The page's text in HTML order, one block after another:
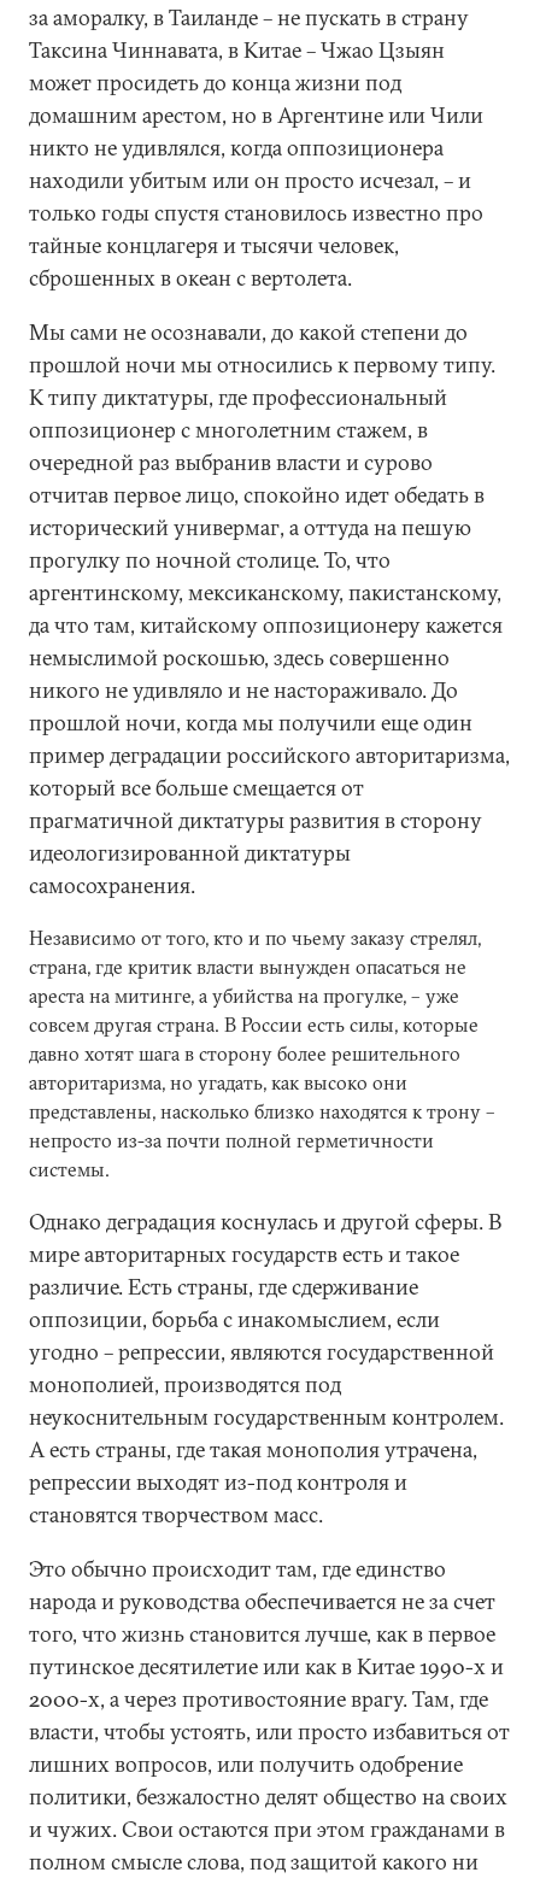
за аморалку, в Таиланде – не пускать в страну
Таксина Чиннавата, в Китае – Чжао Цзыян
может просидеть до конца жизни под
домашним арестом, но в Аргентине или Чили
никто не удивлялся, когда оппозиционера
находили убитым или он просто исчезал, – и
только годы спустя становилось известно про
тайные концлагеря и тысячи человек,
сброшенных в океан с вертолета.
Мы сами не осознавали, до какой степени до
прошлой ночи мы относились к первому типу.
К типу диктатуры, где профессиональный
оппозиционер с многолетним стажем, в
очередной раз выбранив власти и сурово
отчитав первое лицо, спокойно идет обедать в
исторический универмаг, а оттуда на пешую
прогулку по ночной столице. То, что
аргентинскому, мексиканскому, пакистанскому,
да что там, китайскому оппозиционеру кажется
немыслимой роскошью, здесь совершенно
никого не удивляло и не настораживало. До
прошлой ночи, когда мы получили еще один
пример деградации российского авторитаризма,
который все больше смещается от
прагматичной диктатуры развития в сторону
идеологизированной диктатуры
самосохранения.
Независимо от того, кто и по чьему заказу стрелял,
страна, где критик власти вынужден опасаться не
ареста на митинге, а убийства на прогулке, – уже
совсем другая страна. В России есть силы, которые
давно хотят шага в сторону более решительного
авторитаризма, но угадать, как высоко они
представлены, насколько близко находятся к трону –
непросто из-за почти полной герметичности
системы.
Однако деградация коснулась и другой сферы. В
мире авторитарных государств есть и такое
различие. Есть страны, где сдерживание
оппозиции, борьба с инакомыслием, если
угодно – репрессии, являются государственной
монополией, производятся под
неукоснительным государственным контролем.
А есть страны, где такая монополия утрачена,
репрессии выходят из-под контроля и
становятся творчеством масс.
Это обычно происходит там, где единство
народа и руководства обеспечивается не за счет
того, что жизнь становится лучше, как в первое
путинское десятилетие или как в Китае 1990-х и
2000-х, а через противостояние врагу. Там, где
власти, чтобы устоять, или просто избавиться от
лишних вопросов, или получить одобрение
политики, безжалостно делят общество на своих
и чужих. Свои остаются при этом гражданами в
полном смысле слова, под защитой какого ни